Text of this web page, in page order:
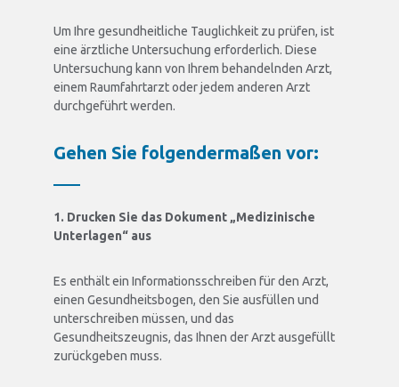
Um Ihre gesundheitliche Tauglichkeit zu prüfen, ist
eine ärztliche Untersuchung erforderlich. Diese
Untersuchung kann von Ihrem behandelnden Arzt,
einem Raumfahrtarzt oder jedem anderen Arzt
durchgeführt werden.
Gehen Sie folgendermaßen vor:
1. Drucken Sie das Dokument „Medizinische
Unterlagen“ aus
Es enthält ein Informationsschreiben für den Arzt,
einen Gesundheitsbogen, den Sie ausfüllen und
unterschreiben müssen, und das
Gesundheitszeugnis, das Ihnen der Arzt ausgefüllt
zurückgeben muss.